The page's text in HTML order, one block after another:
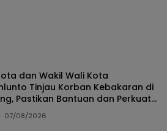
dan Wakil Wali Kota
Tinjau Korban Kebakaran di
Pastikan Bantuan dan Perkuat
Bencana
07/08/2026